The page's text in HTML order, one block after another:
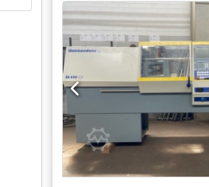
susisiekite. Vaizdo įrašai